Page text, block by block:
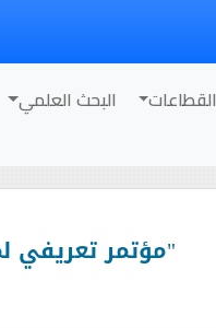
القطاعات البحث العلمي
"مؤتمر تعريفي